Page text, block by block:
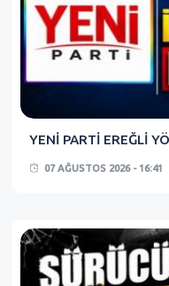
YENİ PARTİ EREĞLİ
07 AĞUSTOS 2026 - 16:41